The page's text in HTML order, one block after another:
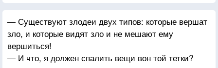
— Существуют злодеи двух типов: которые вершат
зло, и которые видят зло и не мешают ему
вершиться!
— И что, я должен спалить вещи вон той тетки?